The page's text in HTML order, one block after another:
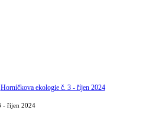
Horníčkova ekologie č. 3 - říjen 2024